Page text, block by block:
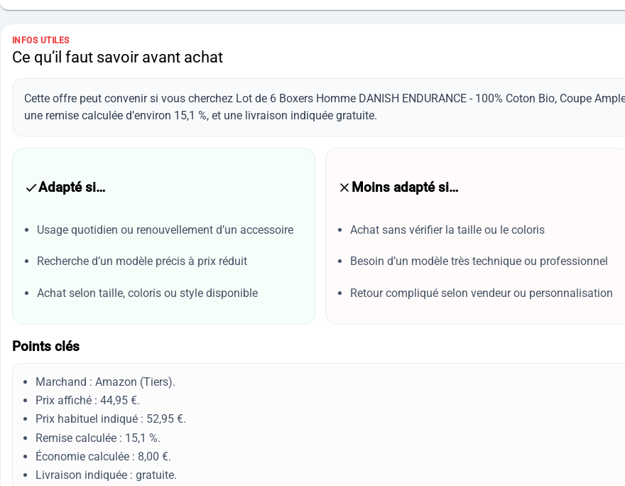
INFOS UTILES
Ce qu’il faut savoir avant achat
Cette offre peut convenir si vous cherchez Lot de 6 Boxers Homme DANISH ENDURANCE - 100% Coton Bio, Coupe
une remise calculée d’environ 15,1 %, et une livraison indiquée gratuite.
Adapté si…
Usage quotidien ou renouvellement d’un accessoire
Recherche d’un modèle précis à prix réduit
Achat selon taille, coloris ou style disponible
Moins adapté si…
Achat sans vérifier la taille ou le coloris
Besoin d’un modèle très technique ou professionnel
Retour compliqué selon vendeur ou personnalisation
Points clés
Marchand : Amazon (Tiers).
Prix affiché : 44,95 €.
Prix habituel indiqué : 52,95 €.
Remise calculée : 15,1 %.
Économie calculée : 8,00 €.
Livraison indiquée : gratuite.